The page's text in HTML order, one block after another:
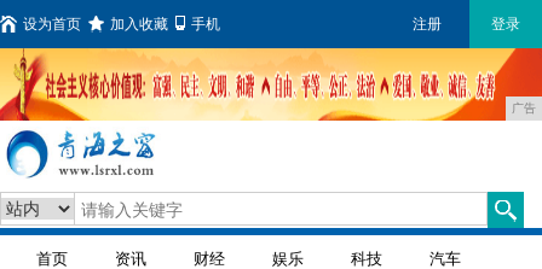
设为首页 加入收藏 手机 注册 登录
广告
首页 资讯 财经 娱乐 科技
汽车